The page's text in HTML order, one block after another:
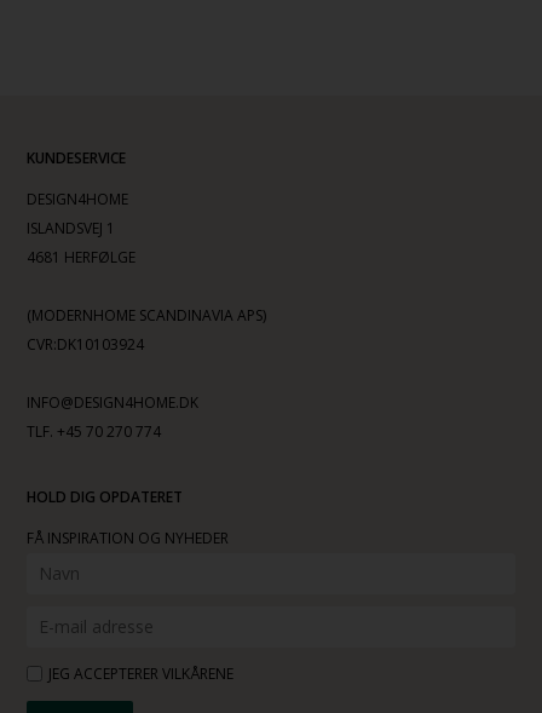
KUNDESERVICE
DESIGN4HOME
ISLANDSVEJ 1
4681 HERFØLGE
(MODERNHOME SCANDINAVIA APS)
CVR:DK10103924
INFO@DESIGN4HOME.DK
TLF. +45 70 270 774
HOLD DIG OPDATERET
FÅ INSPIRATION OG NYHEDER
JEG ACCEPTERER VILKÅRENE